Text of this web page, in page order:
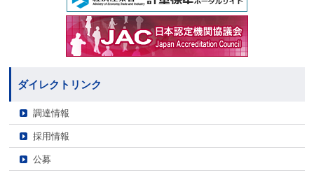
ダイレクトリンク
調達情報
採用情報
公募